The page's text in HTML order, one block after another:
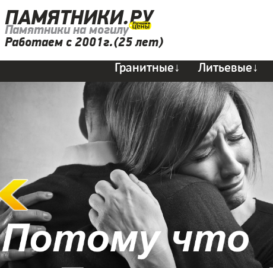
ПАМЯТНИКИ.РУ
Памятники на могилу
Работаем с 2001г.(25 лет)
Гранитные↓ Литьевые↓